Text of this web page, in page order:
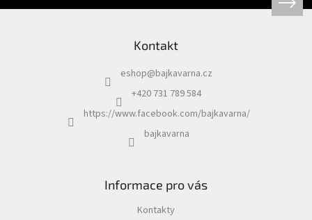
Kontakt
eshop@bajkavarna.cz
+420 731 789 584
https://www.facebook.com/bajkavarna/
bajkavarna
Informace pro vás
Kontakty